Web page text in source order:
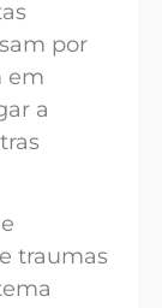
por
em
a
traumas